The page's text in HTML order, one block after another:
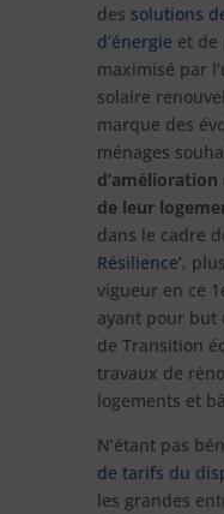
des solutions
d’énergie et de
maximisé par
solaire
marque des
ménages
de leur
dans le cadre
Résilience’,
vigueur en ce
ayant pour but
de Transition
travaux de
logements et
N’étant pas
de tarifs du
les grandes